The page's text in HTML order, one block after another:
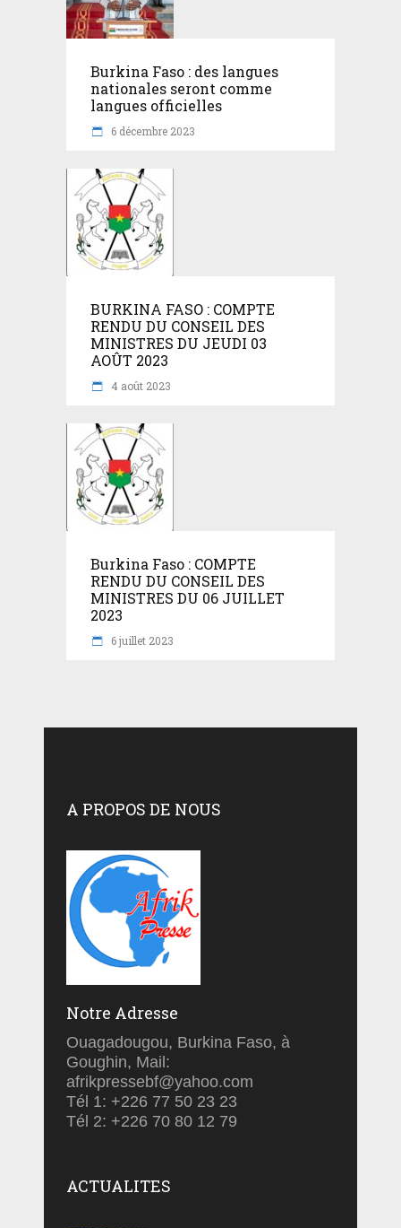
Burkina Faso : des langues
nationales seront comme
langues officielles
6 décembre 2023
BURKINA FASO : COMPTE
RENDU DU CONSEIL DES
MINISTRES DU JEUDI 03
AOÛT 2023
4 août 2023
Burkina Faso : COMPTE
RENDU DU CONSEIL DES
MINISTRES DU 06 JUILLET
2023
6 juillet 2023
A PROPOS DE NOUS
Notre Adresse
Ouagadougou, Burkina Faso, à
Goughin, Mail:
afrikpressebf@yahoo.com
Tél 1: +226 77 50 23 23
Tél 2: +226 70 80 12 79
ACTUALITES